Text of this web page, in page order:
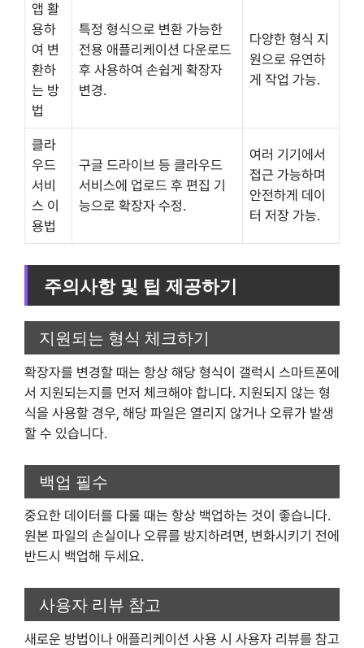
앱 활
용하
여 변
환하
는 방
법
특정 형식으로 변환 가능한
전용 애플리케이션 다운로드
후 사용하여 손쉽게 확장자
변경.
다양한 형식 지
원으로 유연하
게 작업 가능.
클라
우드
서비
스 이
용법
구글 드라이브 등 클라우드
서비스에 업로드 후 편집 기
능으로 확장자 수정.
여러 기기에서
접근 가능하며
안전하게 데이
터 저장 가능.
주의사항 및 팁 제공하기
지원되는 형식 체크하기
확장자를 변경할 때는 항상 해당 형식이 갤럭시 스마트폰에
서 지원되는지를 먼저 체크해야 합니다. 지원되지 않는 형
식을 사용할 경우, 해당 파일은 열리지 않거나 오류가 발생
할 수 있습니다.
백업 필수
중요한 데이터를 다룰 때는 항상 백업하는 것이 좋습니다.
원본 파일의 손실이나 오류를 방지하려면, 변화시키기 전에
반드시 백업해 두세요.
사용자 리뷰 참고
새로운 방법이나 애플리케이션 사용 시 사용자 리뷰를 참고